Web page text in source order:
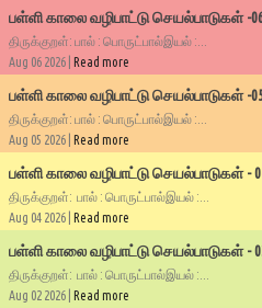
பள்ளி காலை வழிபாட்டு செயல்பாடுகள் -
திருக்குறள்: பால் : பொருட்பால்இயல் :...
Aug 06 2026 | Read more
பள்ளி காலை வழிபாட்டு செயல்பாடுகள் -
திருக்குறள்: பால் : பொருட்பால்இயல் :...
Aug 05 2026 | Read more
பள்ளி காலை வழிபாட்டு செயல்பாடுகள் -
திருக்குறள்: பால் : பொருட்பால்இயல் :...
Aug 04 2026 | Read more
பள்ளி காலை வழிபாட்டு செயல்பாடுகள் -
திருக்குறள்: பால் : பொருட்பால்இயல் :...
Aug 02 2026 | Read more